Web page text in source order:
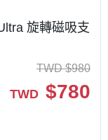
旋轉磁吸支
TWD $980
TWD $780